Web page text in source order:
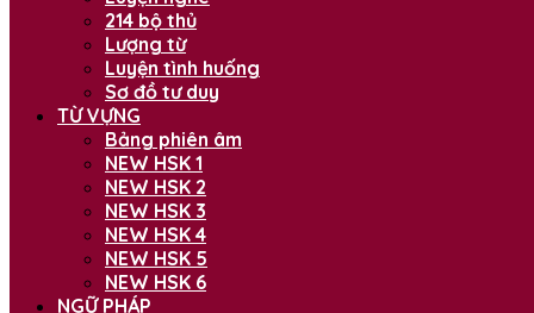
214 bộ thủ
Lượng từ
Luyện tình huống
Sơ đồ tư duy
TỪ VỰNG
Bảng phiên âm
NEW HSK 1
NEW HSK 2
NEW HSK 3
NEW HSK 4
NEW HSK 5
NEW HSK 6
NGỮ PHÁP